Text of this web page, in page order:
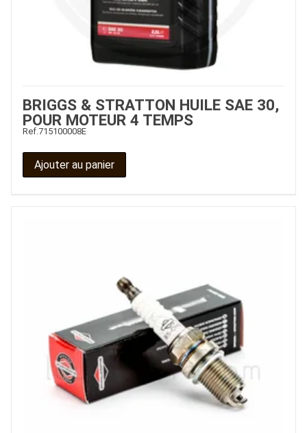
BRIGGS & STRATTON HUILE SAE 30,
POUR MOTEUR 4 TEMPS
Ref. 715100008E
Ajouter au panier